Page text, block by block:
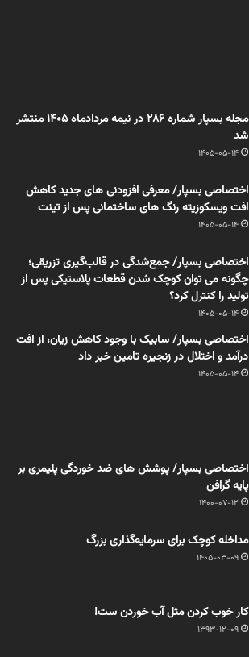
مجله بسپار شماره 286 در نیمه مردادماه 1405 منتشر
شد
1405-05-14
اختصاصی بسپار/ معرفی افزودنی های جدید کاهش
افت ویسکوزیته رنگ های ساختمانی پس از تینت
1405-05-14
اختصاصی بسپار/ جمع‌شدگی در قالب‌گیری تزریقی؛
چگونه می توان کوچک شدن قطعات پلاستیکی پس از
تولید را کنترل کرد؟
1405-05-14
اختصاصی بسپار/ سابیک با وجود کاهش زیان، از افت
درآمد و اختلال در زنجیره تامین خبر داد
1405-05-14
اختصاصی بسپار/ پوشش های ضد خوردگی پلیمری بر
پایه گرافن
1400-07-12
مداخله‌ کوچک برای سرمایه‌گذاری بزرگ
1405-03-09
کار خوب کردن مثل آب خوردن ست!
1393-12-09